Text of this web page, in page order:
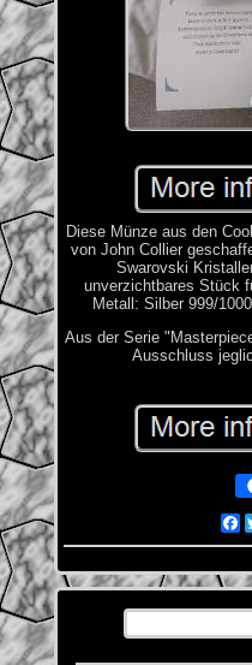
Diese Münze aus den
von John Collier
Swarovski
unverzichtbares Stück
Metall: Silber 999/
Aus der Serie
Ausschluss